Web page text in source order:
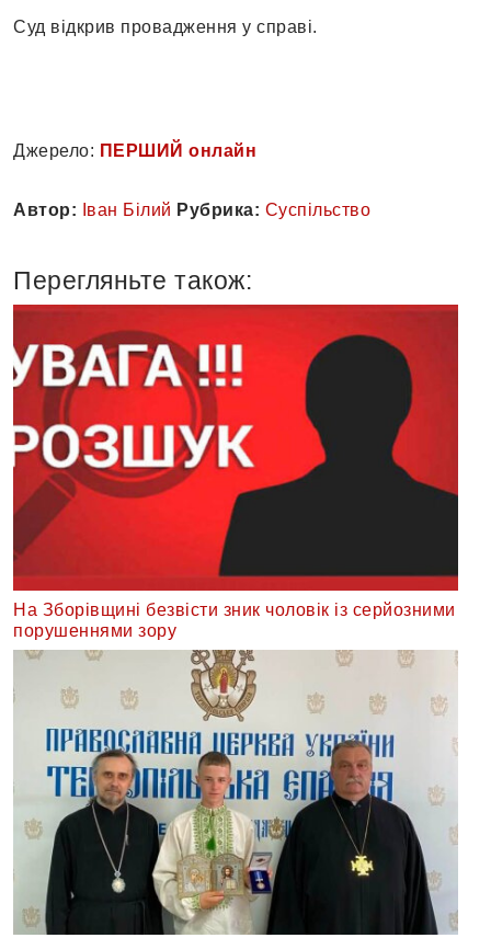
Суд відкрив провадження у справі.
Джерело: ПЕРШИЙ онлайн
Автор: Іван Білий Рубрика: Суспільство
Перегляньте також:
На Зборівщині безвісти зник чоловік із серйозними
порушеннями зору